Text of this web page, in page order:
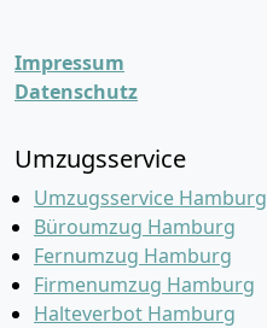
Impressum
Datenschutz
Umzugsservice
Umzugsservice Hamburg
Büroumzug Hamburg
Fernumzug Hamburg
Firmenumzug Hamburg
Halteverbot Hamburg